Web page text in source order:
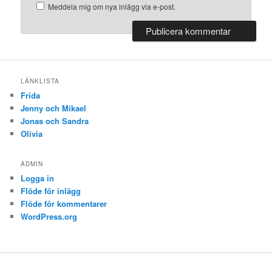
Meddela mig om nya inlägg via e-post.
LÄNKLISTA
Frida
Jenny och Mikael
Jonas och Sandra
Olivia
ADMIN
Logga in
Flöde för inlägg
Flöde för kommentarer
WordPress.org